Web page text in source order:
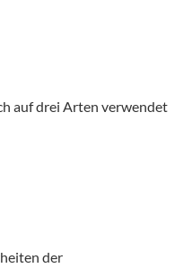
auf drei Arten verwendet
der